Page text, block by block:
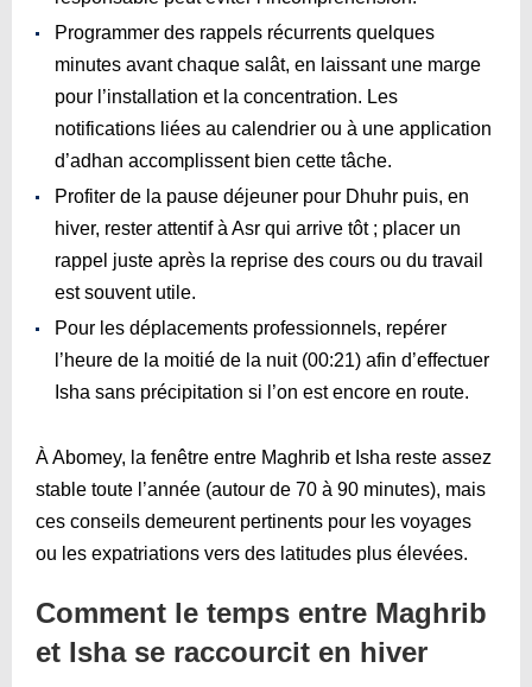
Programmer des rappels récurrents quelques
minutes avant chaque salât, en laissant une marge
pour l’installation et la concentration. Les
notifications liées au calendrier ou à une application
d’adhan accomplissent bien cette tâche.
Profiter de la pause déjeuner pour Dhuhr puis, en
hiver, rester attentif à Asr qui arrive tôt ; placer un
rappel juste après la reprise des cours ou du travail
est souvent utile.
Pour les déplacements professionnels, repérer
l’heure de la moitié de la nuit (00:21) afin d’effectuer
Isha sans précipitation si l’on est encore en route.
À Abomey, la fenêtre entre Maghrib et Isha reste assez
stable toute l’année (autour de 70 à 90 minutes), mais
ces conseils demeurent pertinents pour les voyages
ou les expatriations vers des latitudes plus élevées.
Comment le temps entre Maghrib
et Isha se raccourcit en hiver